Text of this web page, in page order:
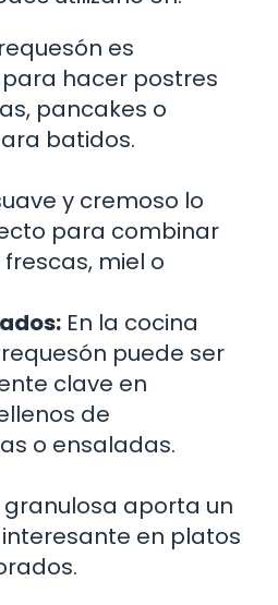
es
hacer postres
pancakes o
batidos.
y cremoso lo
para combinar
miel o
En la cocina
puede ser
clave en
de
o ensaladas.
granulosa aporta un
en platos